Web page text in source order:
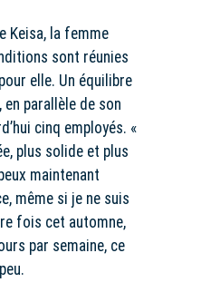
Keisa, la femme
sont réunies
elle. Un équilibre
en parallèle de son
cinq employés. «
plus solide et plus
maintenant
même si je ne suis
fois cet automne,
par semaine, ce